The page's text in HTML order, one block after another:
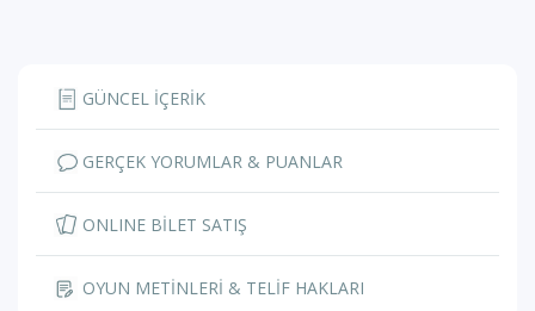
GÜNCEL İÇERİK
GERÇEK YORUMLAR & PUANLAR
ONLINE BİLET SATIŞ
OYUN METİNLERİ & TELİF HAKLARI